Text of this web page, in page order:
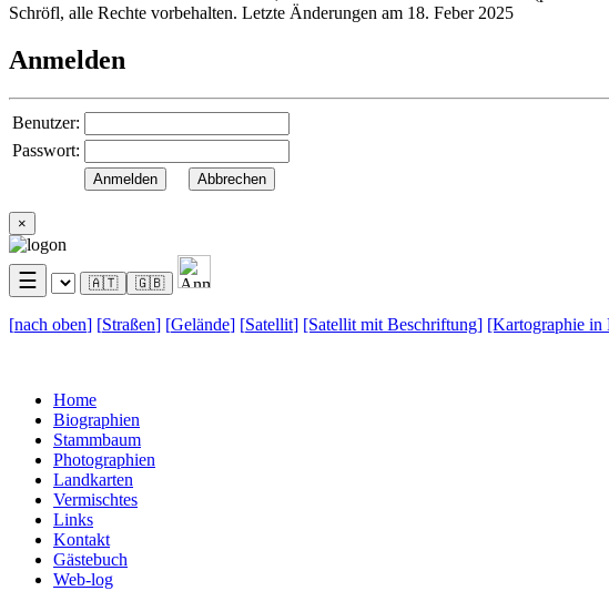
Schröfl, alle Rechte vorbehalten. Letzte Änderungen am 18. Feber 2025
Anmelden
Benutzer:
Passwort:
×
☰ 🇦🇹 🇬🇧
[nach oben] [Straßen] [Gelände] [Satellit] [Satellit mit Beschriftung] [Kartographie in
Home
Biographien
Stammbaum
Photographien
Landkarten
Vermischtes
Links
Kontakt
Gästebuch
Web-log